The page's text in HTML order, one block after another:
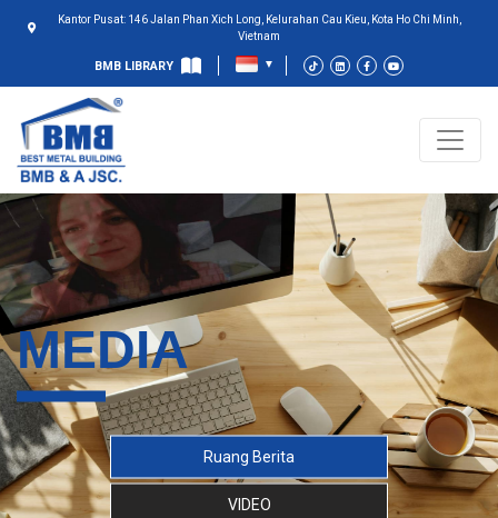
Kantor Pusat: 146 Jalan Phan Xich Long, Kelurahan Cau Kieu, Kota Ho Chi Minh,
Vietnam
BMB LIBRARY
MEDIA
Ruang Berita
VIDEO